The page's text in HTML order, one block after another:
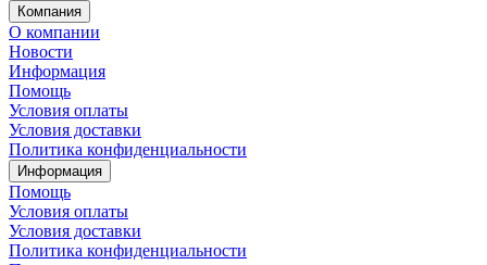
Компания
О компании
Новости
Информация
Помощь
Условия оплаты
Условия доставки
Политика конфиденциальности
Информация
Помощь
Условия оплаты
Условия доставки
Политика конфиденциальности